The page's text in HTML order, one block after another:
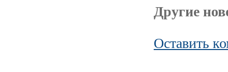
Другие
Оставить